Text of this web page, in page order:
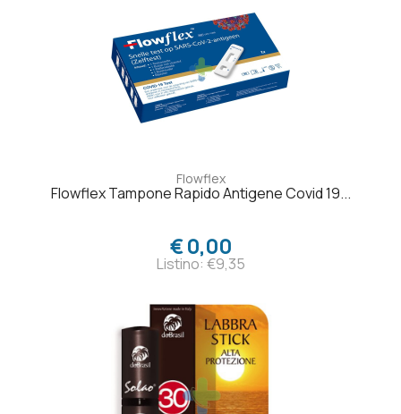
Flowflex
Flowflex Tampone Rapido Antigene Covid 19...
€ 0,00
Listino: €9,35